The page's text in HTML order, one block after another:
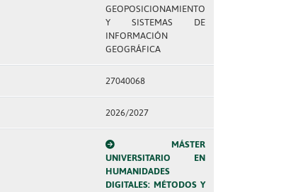
GEOPOSICIONAMIENTO
Y SISTEMAS DE
INFORMACIÓN
GEOGRÁFICA
27040068
2026/2027
MÁSTER
UNIVERSITARIO EN
HUMANIDADES
DIGITALES: MÉTODOS Y